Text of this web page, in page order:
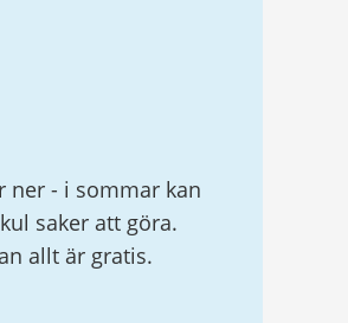
ner - i sommar kan
saker att göra.
allt är gratis.